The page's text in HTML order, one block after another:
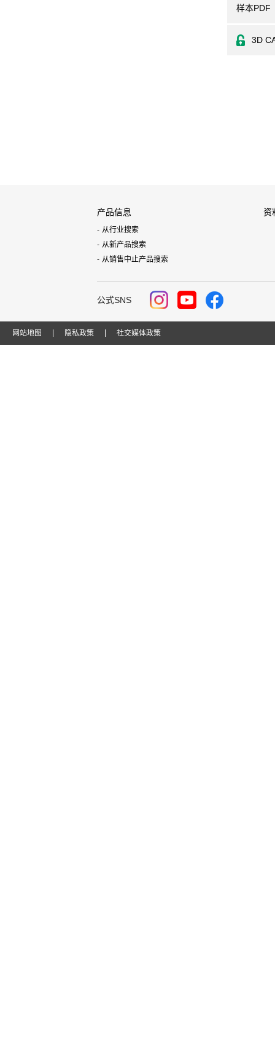
样本PDF
3D
产品信息
从行业搜索
从新产品搜索
从销售中止产品搜索
资
公式SNS
网站地图 隐私政策 社交媒体政策